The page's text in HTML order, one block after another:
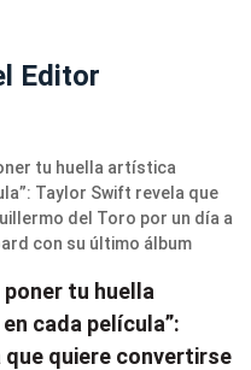
Editor
poner tu huella
cada película”:
quiere convertirse